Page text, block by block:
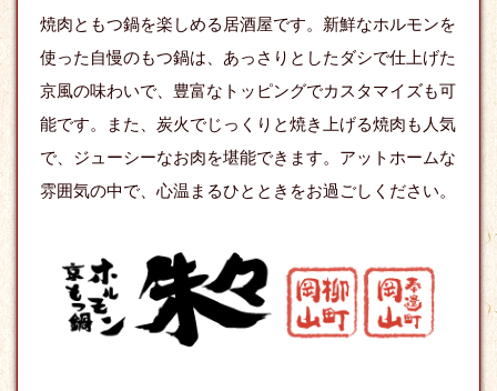
焼肉ともつ鍋を楽しめる居酒屋です。新鮮なホルモンを
使った自慢のもつ鍋は、あっさりとしたダシで仕上げた
京風の味わいで、豊富なトッピングでカスタマイズも可
能です。また、炭火でじっくりと焼き上げる焼肉も人気
で、ジューシーなお肉を堪能できます。アットホームな
雰囲気の中で、心温まるひとときをお過ごしください。